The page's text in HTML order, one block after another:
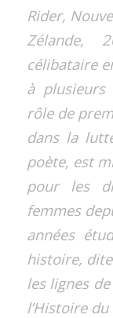
Rider,
Zélande,
célibataire
à
rôle de
dans la
poète, est
pour les
femmes
années
histoire,
les lignes
l’Histoire du